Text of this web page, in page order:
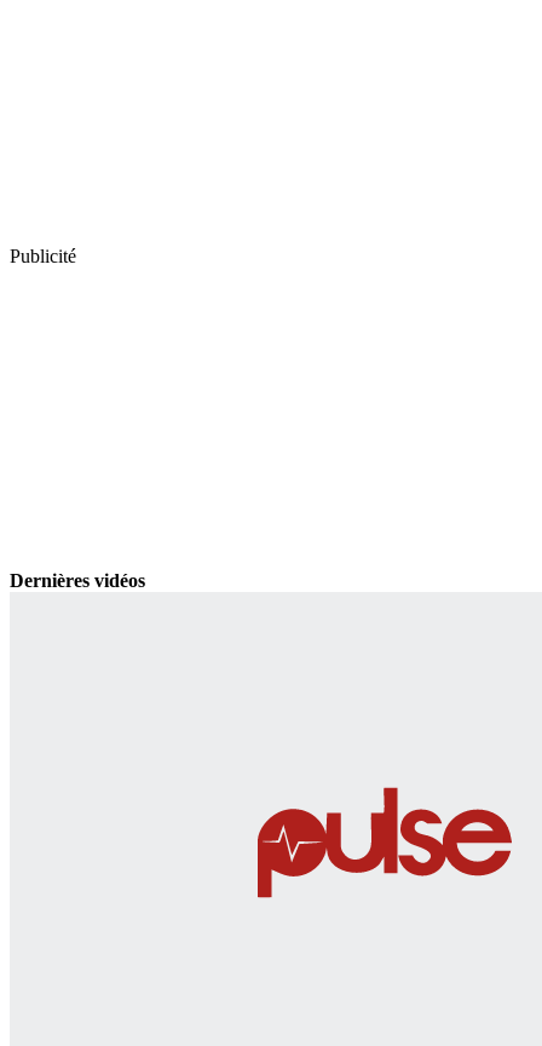
Publicité
Dernières vidéos